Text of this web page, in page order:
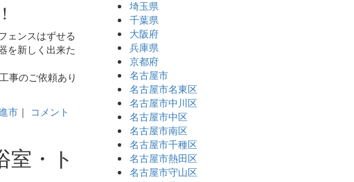
ェンスはずせる
を新しく出来た
事のご依頼あり
市 ｜ コメント
・ト
埼玉県
千葉県
大阪府
兵庫県
京都府
名古屋市
名古屋市名東区
名古屋市中川区
名古屋市中区
名古屋市南区
名古屋市千種区
名古屋市熱田区
名古屋市守山区